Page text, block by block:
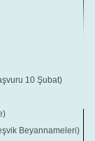
10 Şubat)
Beyannameleri)